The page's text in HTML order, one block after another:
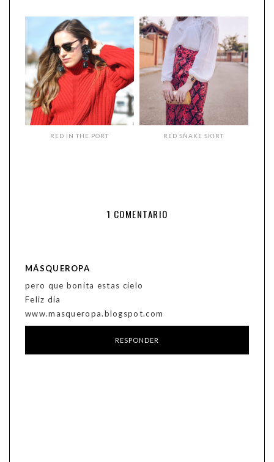
RED IN THE PORT RED SNAKE SKIRT
1 COMENTARIO
MÁSQUEROPA
pero que bonita estas cielo
Feliz dia
www.masqueropa.blogspot.com
RESPONDER